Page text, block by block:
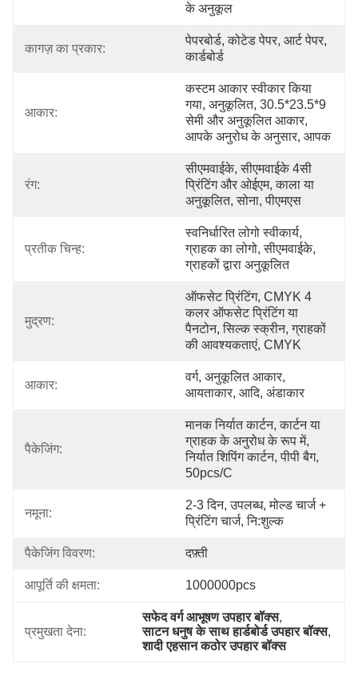
के अनुकूल
कागज़ का प्रकार:
पेपरबोर्ड, कोटेड पेपर, आर्ट पेपर,
कार्डबोर्ड
आकार:
कस्टम आकार स्वीकार किया
गया, अनुकूलित, 30.5*23.5*9
सेमी और अनुकूलित आकार,
आपके अनुरोध के अनुसार, आपक
रंग:
सीएमवाईके, सीएमवाईके 4सी
प्रिंटिंग और ओईएम, काला या
अनुकूलित, सोना, पीएमएस
प्रतीक चिन्ह:
स्वनिर्धारित लोगो स्वीकार्य,
ग्राहक का लोगो, सीएमवाईके,
ग्राहकों द्वारा अनुकूलित
मुद्रण:
ऑफसेट प्रिंटिंग, CMYK 4
कलर ऑफसेट प्रिंटिंग या
पैनटोन, सिल्क स्क्रीन, ग्राहकों
की आवश्यकताएं, CMYK
आकार:
वर्ग, अनुकूलित आकार,
आयताकार, आदि, अंडाकार
पैकेजिंग:
मानक निर्यात कार्टन, कार्टन या
ग्राहक के अनुरोध के रूप में,
निर्यात शिपिंग कार्टन, पीपी बैग,
50pcs/c
नमूना:
2-3 दिन, उपलब्ध, मोल्ड चार्ज +
प्रिंटिंग चार्ज, नि:शुल्क
पैकेजिंग विवरण: दफ़्ती
आपूर्ति की क्षमता: 1000000pcs
प्रमुखता देना:
सफेद वर्ग आभूषण उपहार बॉक्स,
साटन धनुष के साथ हार्डबोर्ड उपहार बॉक्स
शादी एहसान कठोर उपहार बॉक्स